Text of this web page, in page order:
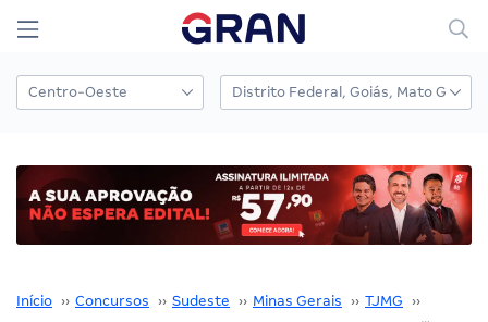
Início ›› Concursos ›› Sudeste ›› Minas Gerais ›› TJMG ››